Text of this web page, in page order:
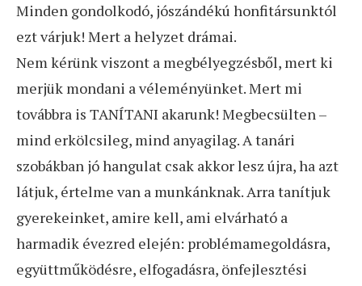
Minden gondolkodó, jószándékú honfitársunktól
ezt várjuk! Mert a helyzet drámai.
Nem kérünk viszont a megbélyegzésből, mert ki
merjük mondani a véleményünket. Mert mi
továbbra is TANÍTANI akarunk! Megbecsülten –
mind erkölcsileg, mind anyagilag. A tanári
szobákban jó hangulat csak akkor lesz újra, ha azt
látjuk, értelme van a munkánknak. Arra tanítjuk
gyerekeinket, amire kell, ami elvárható a
harmadik évezred elején: problémamegoldásra,
együttműködésre, elfogadásra, önfejlesztési